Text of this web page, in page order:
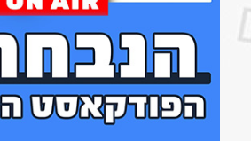
אותה בעשייה הפרלמנטרית